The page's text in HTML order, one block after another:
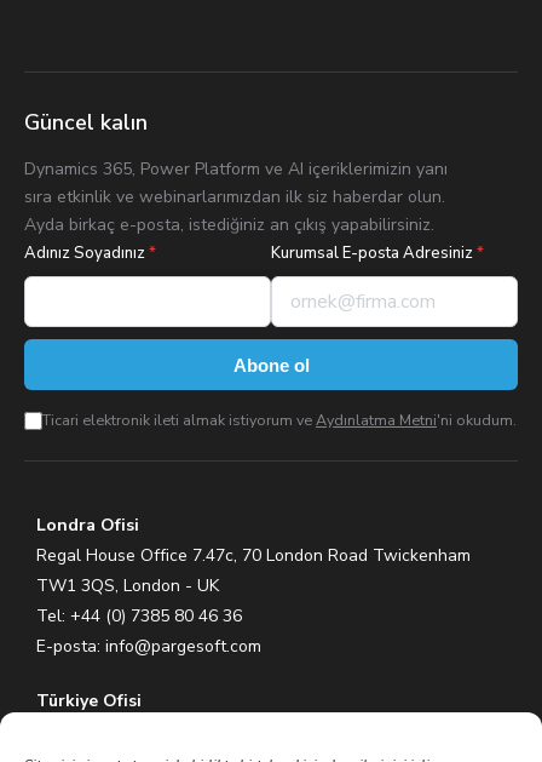
Güncel kalın
Dynamics 365, Power Platform ve AI içeriklerimizin yanı
sıra etkinlik ve webinarlarımızdan ilk siz haberdar olun.
Ayda birkaç e-posta, istediğiniz an çıkış yapabilirsiniz.
Adınız Soyadınız* Kurumsal E-posta Adresiniz*
Abone ol
Ticari elektronik ileti almak istiyorum veAydınlatma Metni'ni okudum.
Londra Ofisi
Regal House Office 7.47c, 70 London Road Twickenham
TW1 3QS, London - UK
Tel: +44 (0) 7385 80 46 36
E-posta: info@pargesoft.com
Türkiye Ofisi